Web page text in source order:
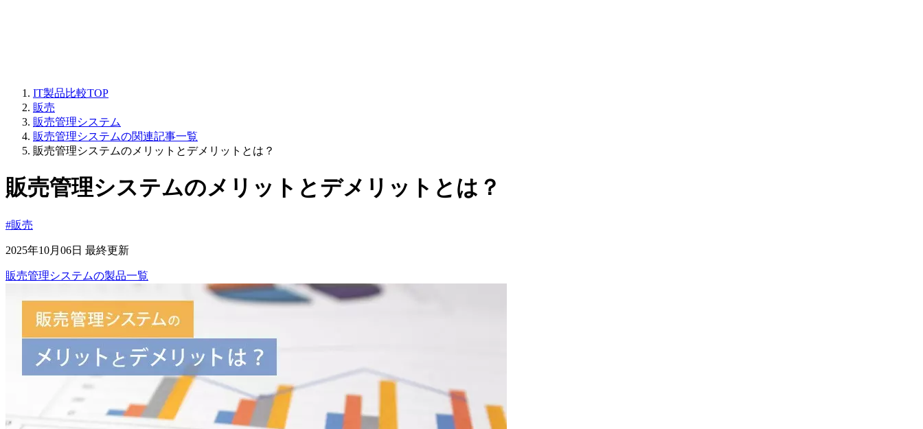
IT製品比較TOP
販売
販売管理システム
販売管理システムの関連記事一覧
販売管理システムのメリットとデメリットとは？
販売管理システムのメリットとデメリットとは？
#販売
2025年10月06日 最終更新
販売管理システムの製品一覧